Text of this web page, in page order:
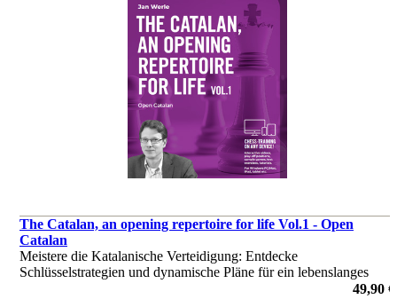
The Catalan, an opening repertoire for life Vol.1 - Open
Catalan
Meistere die Katalanische Verteidigung: Entdecke
Schlüsselstrategien und dynamische Pläne für ein lebenslanges
49,90 €